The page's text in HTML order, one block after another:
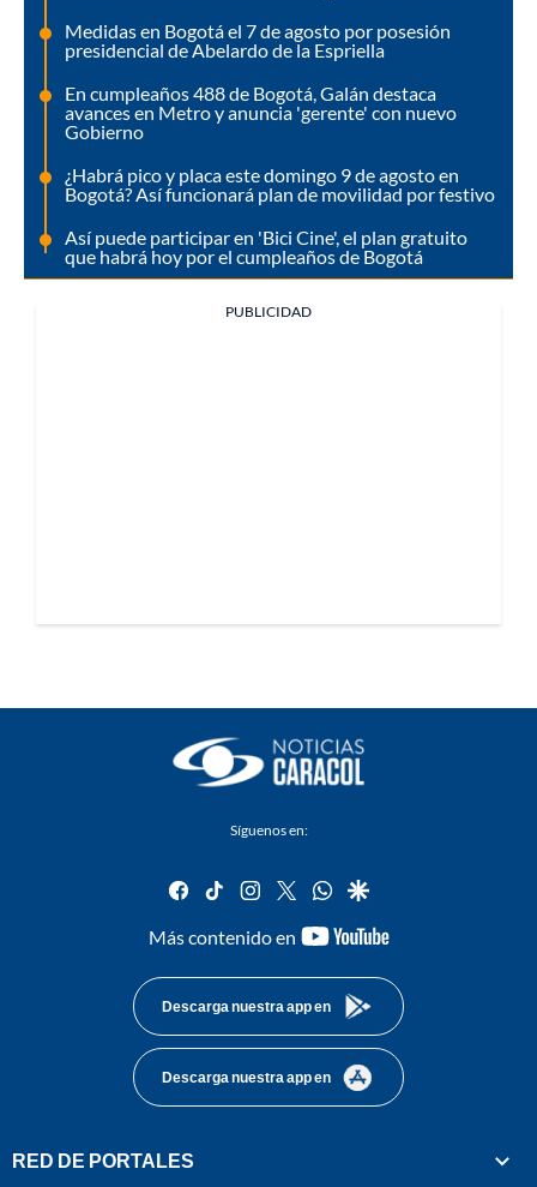
Medidas en Bogotá el 7 de agosto por posesión
presidencial de Abelardo de la Espriella
En cumpleaños 488 de Bogotá, Galán destaca
avances en Metro y anuncia 'gerente' con nuevo
Gobierno
¿Habrá pico y placa este domingo 9 de agosto en
Bogotá? Así funcionará plan de movilidad por festivo
Así puede participar en 'Bici Cine', el plan gratuito
que habrá hoy por el cumpleaños de Bogotá
PUBLICIDAD
Síguenos en:
facebook
tiktok instagram
twitterwhatsapp
google
Más contenido en
youtube-
Descarga nuestra app en
Descarga nuestra app en
RED DE PORTALES